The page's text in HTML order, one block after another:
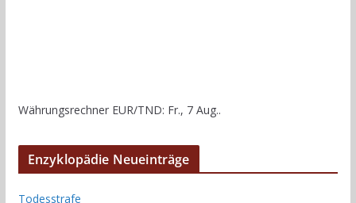
Währungsrechner EUR/TND: Fr., 7 Aug..
Enzyklopädie Neueinträge
Todesstrafe